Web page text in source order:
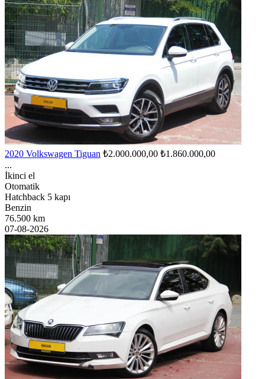
2020 Volkswagen Tiguan ₺2.000.000,00 ₺1.860.000,00
...
İkinci el
Otomatik
Hatchback 5 kapı
Benzin
76.500 km
07-08-2026